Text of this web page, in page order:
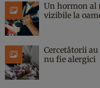
Un hormon al
vizibile la
Cercetătorii
nu fie alergici